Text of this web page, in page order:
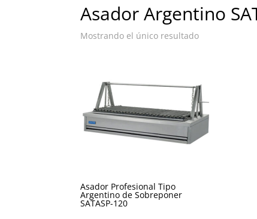
Asador Argentino
Mostrando el único resultado
Asador Profesional Tipo
Argentino de Sobreponer
SATASP-120